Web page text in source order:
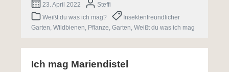
23. April 2022
Steffi
Weißt du was ich mag?
Insektenfreundlicher
Garten, Wildbienen, Pflanze, Garten, Weißt du was ich mag
Ich mag Mariendistel